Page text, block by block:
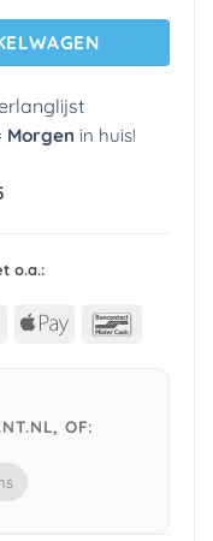
Morgen in huis!
o.a.:
MasterCard
Apple
OF: